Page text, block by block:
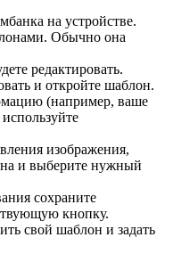
на устройстве.
Обычно она
редактировать.
и откройте шаблон.
(например, ваше
изображения,
и выберите нужный
сохраните
кнопку.
свой шаблон и задать